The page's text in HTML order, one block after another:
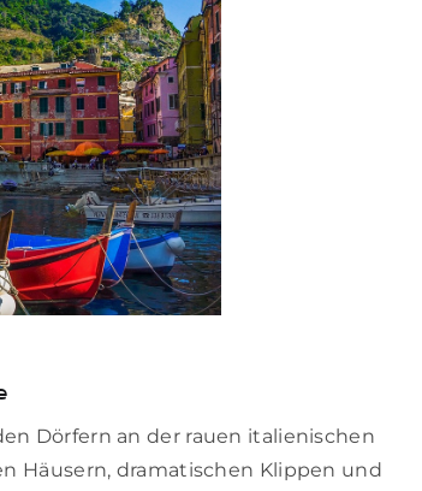
Dörfern an der rauen italienischen
Häusern, dramatischen Klippen und